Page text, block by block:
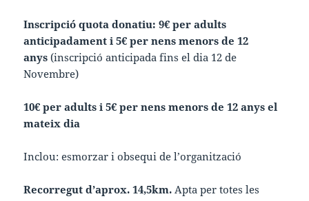
Inscripció quota donatiu: 9€ per adults
anticipadament i 5€ per nens menors de 12
anys(inscripció anticipada fins el dia 12 de
Novembre)
10€ per adults i 5€ per nens menors de 12 anys el
mateix dia
Inclou: esmorzar i obsequi de l’organització
Recorregut d’aprox. 14,5km. Apta per totes les